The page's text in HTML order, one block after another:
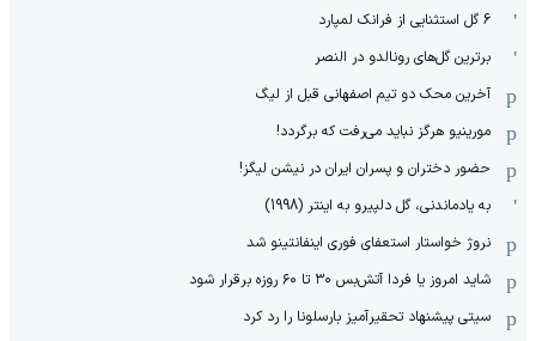
6 گل استثنایی از فرانک لمپارد
برترین گل‌های رونالدو در النصر
آخرین محک دو تیم اصفهانی قبل از لیگ
مورینیو هرگز نباید می‌رفت که برگردد!
حضور دختران و پسران ایران در نیشن لیگز!
به یادماندنی، گل دلپیرو به اینتر (1998)
نروژ خواستار استعفای فوری اینفانتینو شد
شاید امروز یا فردا آتش‌بس ۳۰ تا ۶۰ روزه برقرار شود
سیتی پیشنهاد تحقیرآمیز بارسلونا را رد کرد